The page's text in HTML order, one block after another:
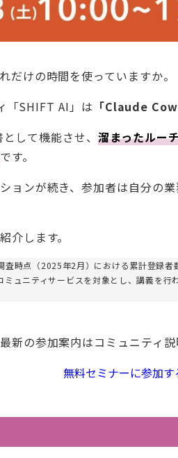
だけの時間を使っていますか。
「SHIFT AI」は 「Claude
して機能させ、 溜まったルー
です。
ョンが続き、参加者は自分の
介します。
時点（2025年2月）における累計登録
ュニティサービスを対象とし、講義を
新の参加案内はコミュニティ説
無料セミナーに参加す